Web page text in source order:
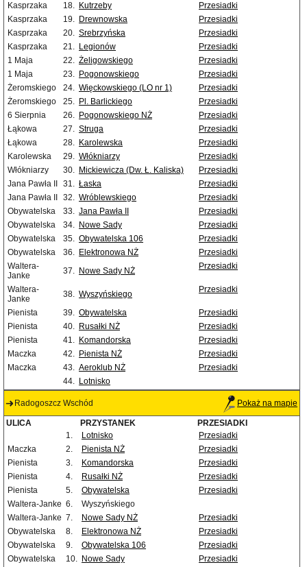
Kasprzaka
18. Kutrzeby
Przesiadki
Kasprzaka
19. Drewnowska
Przesiadki
Kasprzaka
20. Srebrzyńska
Przesiadki
Kasprzaka
21. Legionów
Przesiadki
1 Maja
22. Żeligowskiego
Przesiadki
1 Maja
23. Pogonowskiego
Przesiadki
Żeromskiego
24. Więckowskiego (LO nr 1)
Przesiadki
Żeromskiego
25. Pl. Barlickiego
Przesiadki
6 Sierpnia
26. Pogonowskiego NŻ
Przesiadki
Łąkowa
27. Struga
Przesiadki
Łąkowa
28. Karolewska
Przesiadki
Karolewska
29. Włókniarzy
Przesiadki
Włókniarzy
30. Mickiewicza (Dw. Ł. Kaliska)
Przesiadki
Jana Pawła II
31. Łaska
Przesiadki
Jana Pawła II
32. Wróblewskiego
Przesiadki
Obywatelska
33. Jana Pawła II
Przesiadki
Obywatelska
34. Nowe Sady
Przesiadki
Obywatelska
35. Obywatelska 106
Przesiadki
Obywatelska
36. Elektronowa NŻ
Przesiadki
Waltera-
Janke
37. Nowe Sady NŻ Przesiadki
Waltera-
Janke
38. Wyszyńskiego Przesiadki
Pienista 39. Obywatelska
Przesiadki
Pienista
40. Rusałki NŻ
Przesiadki
Pienista
41. Komandorska
Przesiadki
Maczka
42. Pienista NŻ
Przesiadki
Maczka
43. Aeroklub NŻ
Przesiadki
44. Lotnisko
Radogoszcz Wschód Pokaż na mapie
ULICA PRZYSTANEK
PRZESIADKI
1.
Lotnisko
Przesiadki
Maczka
2. Pienista NŻ
Przesiadki
Pienista
3. Komandorska
Przesiadki
Pienista
4. Rusałki NŻ
Przesiadki
Pienista
5. Obywatelska
Przesiadki
Waltera-Janke 6.
Wyszyńskiego
Waltera-Janke 7. Nowe Sady NŻ
Przesiadki
Obywatelska
8. Elektronowa NŻ
Przesiadki
Obywatelska
9. Obywatelska 106
Przesiadki
Obywatelska
10. Nowe Sady
Przesiadki